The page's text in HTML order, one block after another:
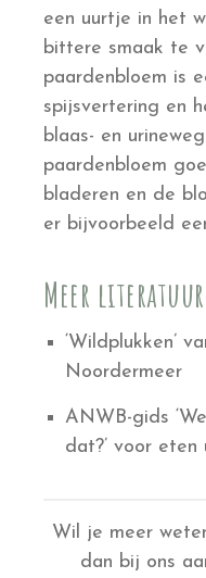
een uurtje in het
bittere smaak te
paardenbloem is
spijsvertering en
blaas- en
paardenbloem
bladeren en de
er bijvoorbeeld
Meer
‘Wildplukken’
Noordermeer
ANWB-gids
dat?’ voor
Wil je meer
dan bij ons